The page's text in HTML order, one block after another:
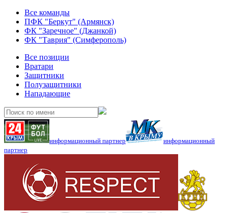
Все команды
ПФК "Беркут" (Армянск)
ФК "Заречное" (Джанкой)
ФК "Таврия" (Симферополь)
Все позиции
Вратари
Защитники
Полузащитники
Нападающие
информационный партнер
информационный
партнер